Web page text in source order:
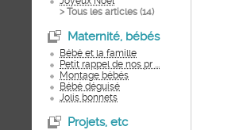
> Tous les articles (14)
Maternité, bébés
Bébé et la famille
Petit rappel de nos pr ...
Montage bébés
Bébé déguisé
Jolis bonnets
Projets, etc